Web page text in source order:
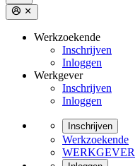
Werkzoekende
Inschrijven
Inloggen
Werkgever
Inschrijven
Inloggen
Inschrijven
Werkzoekende
WERKGEVER